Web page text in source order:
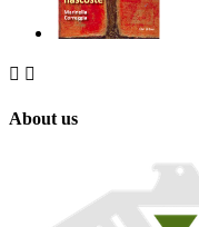
 
About us